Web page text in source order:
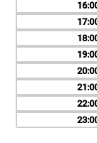
16
17
18
19
20
21
22
23